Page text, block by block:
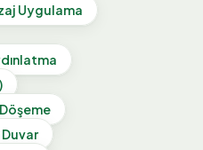
Uygulama